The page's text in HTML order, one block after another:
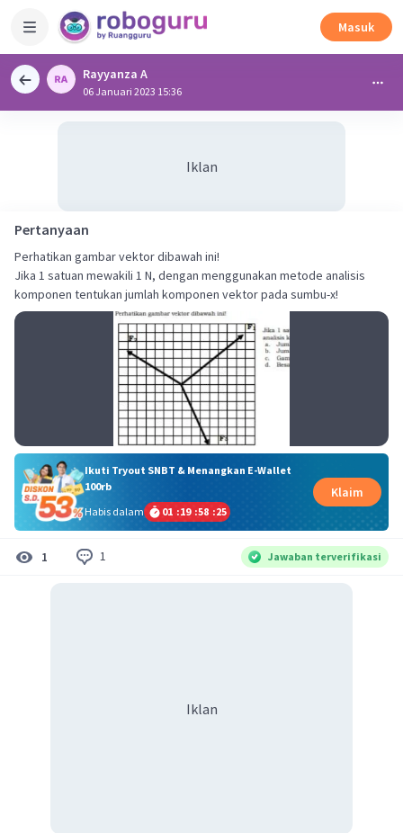
Masuk
Rayyanza A
06 Januari 2023 15:36
Iklan
Pertanyaan
Perhatikan gambar vektor dibawah ini!
Jika 1 satuan mewakili 1 N, dengan menggunakan metode analisis
komponen tentukan jumlah komponen vektor pada sumbu-x!
Ikuti Tryout SNBT & Menangkan E-Wallet
100rb
Habis dalam
01 :19 :58 :24
Klaim
1 1 Jawaban terverifikasi
Iklan